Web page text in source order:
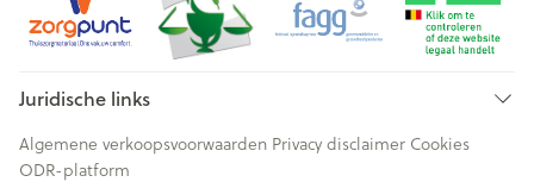
Juridische links
Algemene verkoopsvoorwaarden Privacy disclaimer Cookies
ODR-platform